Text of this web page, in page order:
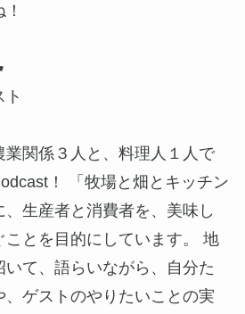
ト
関係３人と、料理人１人で
！ 「牧場と畑とキッチン
生産者と消費者を、美味し
ことを目的にしています。 地
て、語らいながら、自分た
、ゲストのやりたいことの実